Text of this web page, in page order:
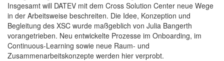
Insgesamt will DATEV mit dem Cross Solution Center neue Wege
in der Arbeitsweise beschreiten. Die Idee, Konzeption und
Begleitung des XSC wurde maßgeblich von Julia Bangerth
vorangetrieben. Neu entwickelte Prozesse im Onboarding, im
Continuous-Learning sowie neue Raum- und
Zusammenarbeitskonzepte werden hier verprobt.